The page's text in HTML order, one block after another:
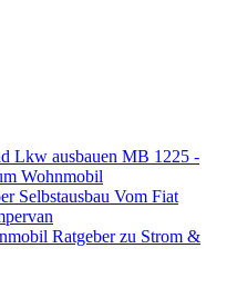
Lkw ausbauen MB 1225 -
Wohnmobil
Selbstausbau Vom Fiat
Ratgeber zu Strom &